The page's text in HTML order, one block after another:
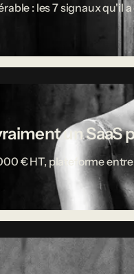
: les 7 signaux qu'il
un SaaS
€ HT, plateforme